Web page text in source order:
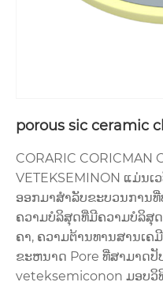
porous sic ceramic
CORARIC CORICMAN
VETEKSEMINON ແມ່ນ
ອອກມາສໍາລັບຂະບວນການ
ຄວາມບໍລິສຸດທີ່ມີຄວາມບໍລິສຸ
ຄາ, ຄວາມຕ້ານທານສານເຄ
ຂະຫນາດ Pore ທີ່ສາມາດ
veteksemiconon ມອບວິ